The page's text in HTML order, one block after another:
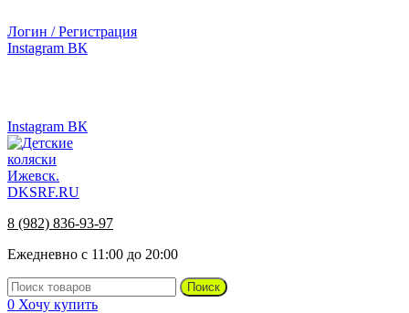
Логин / Регистрация
Instagram ВК
Instagram ВК
8 (982) 836-93-97
Ежедневно с 11:00 до 20:00
Поиск
0 Хочу купить